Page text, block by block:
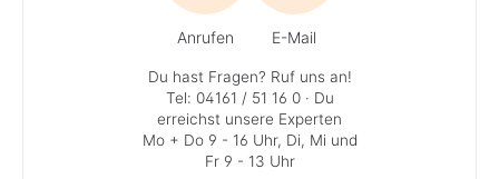
Anrufen E-Mail
Du hast Fragen? Ruf uns an!
Tel: 04161 / 51 16 0· Du
erreichst unsere Experten
Mo + Do 9 - 16 Uhr, Di, Mi und
Fr 9 - 13 Uhr